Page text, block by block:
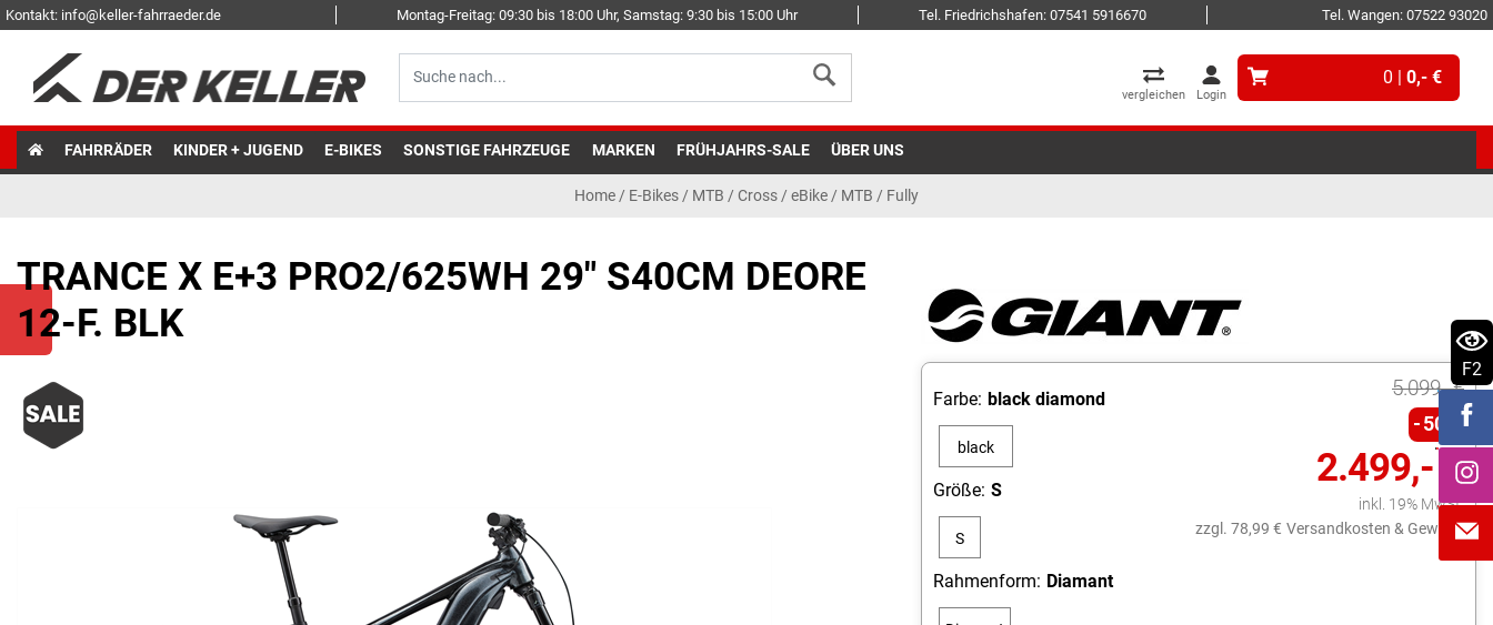
Kontakt: info@keller-fahrraeder.de Montag-Freitag: 09:30 bis 18:00 Uhr, Samstag: 9:30 bis 15:00 Uhr Tel. Friedrichshafen: 07541 5916670 Tel. Wangen: 07522 93020
vergleichen Login
0 | 0,- €
FAHRRÄDER KINDER + JUGEND E-BIKES SONSTIGE FAHRZEUGE MARKEN FRÜHJAHRS-SALE ÜBER UNS
Home / E-Bikes / MTB / Cross / eBike / MTB / Fully
TRANCE X E+3 PRO2/625WH 29" S40CM DEORE
12-F. BLK
5.099,- €
50%
2.499,- €
inkl. 19% MwSt.
zzgl. 78,99 € Versandkosten & Gewicht
Farbe: black diamond
black
Größe: S
S
Rahmenform: Diamant
F2